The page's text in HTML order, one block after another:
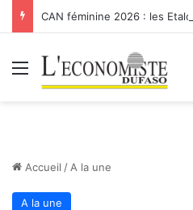
Menu
Accueil / A la une
A la une